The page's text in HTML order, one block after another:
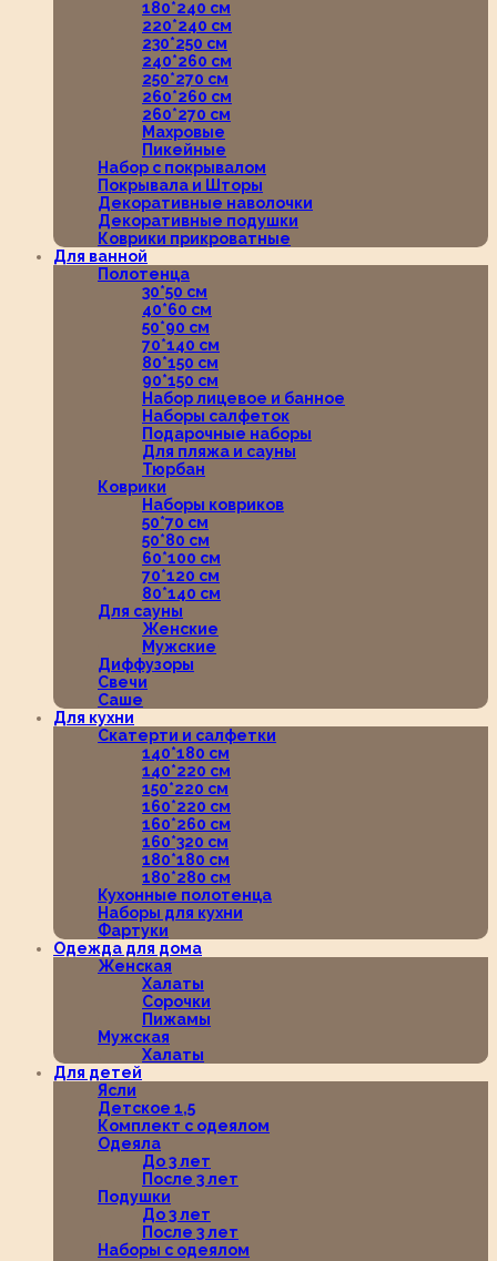
180*240 см
220*240 см
230*250 см
240*260 см
250*270 см
260*260 см
260*270 см
Махровые
Пикейные
Набор с покрывалом
Покрывала и Шторы
Декоративные наволочки
Декоративные подушки
Коврики прикроватные
Для ванной
Полотенца
30*50 см
40*60 см
50*90 см
70*140 см
80*150 см
90*150 см
Набор лицевое и банное
Наборы салфеток
Подарочные наборы
Для пляжа и сауны
Тюрбан
Коврики
Наборы ковриков
50*70 см
50*80 см
60*100 см
70*120 см
80*140 см
Для сауны
Женские
Мужские
Диффузоры
Свечи
Саше
Для кухни
Скатерти и салфетки
140*180 см
140*220 см
150*220 см
160*220 см
160*260 см
160*320 см
180*180 см
180*280 см
Кухонные полотенца
Наборы для кухни
Фартуки
Одежда для дома
Женская
Халаты
Сорочки
Пижамы
Мужская
Халаты
Для детей
Ясли
Детское 1,5
Комплект с одеялом
Одеяла
До 3 лет
После 3 лет
Подушки
До 3 лет
После 3 лет
Наборы с одеялом